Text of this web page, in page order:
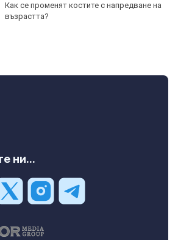
Как се променят костите с напредване на
възрастта?
ни...